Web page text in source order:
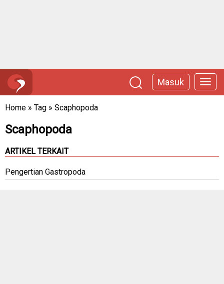
Masuk
Home » Tag » Scaphopoda
Scaphopoda
ARTIKEL TERKAIT
Pengertian Gastropoda